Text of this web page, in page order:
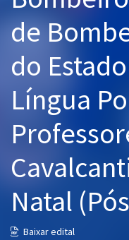
Graduação
Mentorias
Questões grátis
Conteúdo gratuito
Blog
Aprovados
de
do
Língua
Natal
Baixar edital